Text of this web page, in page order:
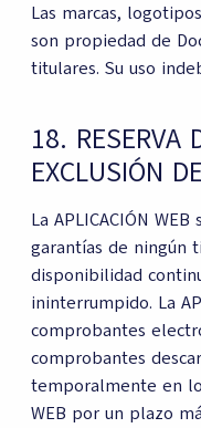
Las marcas,
son propiedad de
titulares. Su uso
18. RESERVA
EXCLUSIÓN
La APLICACIÓN
garantías de ningún
disponibilidad
ininterrumpido. La
comprobantes
comprobantes
temporalmente en
WEB por un plazo